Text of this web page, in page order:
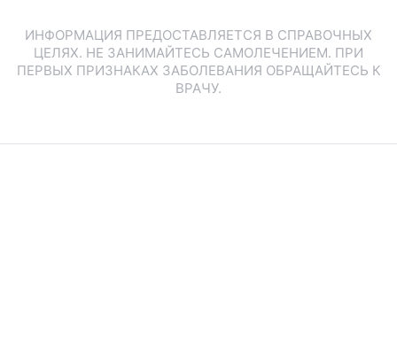
ИНФОРМАЦИЯ ПРЕДОСТАВЛЯЕТСЯ В СПРАВОЧНЫХ
ЦЕЛЯХ. НЕ ЗАНИМАЙТЕСЬ САМОЛЕЧЕНИЕМ. ПРИ
ПЕРВЫХ ПРИЗНАКАХ ЗАБОЛЕВАНИЯ ОБРАЩАЙТЕСЬ К
ВРАЧУ.